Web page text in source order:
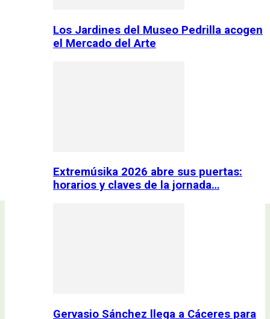
Los Jardines del Museo Pedrilla acogen
el Mercado del Arte
Extremúsika 2026 abre sus puertas:
horarios y claves de la jornada…
Gervasio Sánchez llega a Cáceres para